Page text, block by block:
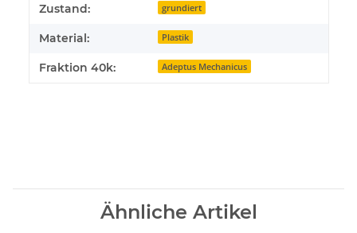
Produkteigenschaft
Wert
Zustand: grundiert
Material: Plastik
Fraktion 40k: Adeptus Mechanicus
Ähnliche Artikel